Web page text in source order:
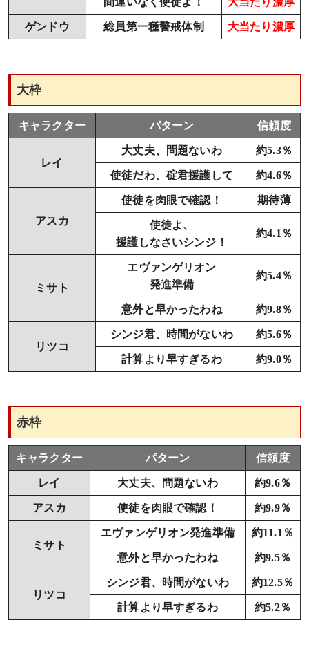
ゲンドウ 総員第一種警戒体制 大当たり濃厚
大枠
キャラクター パターン 信頼度
レイ
大丈夫、問題ないわ 約5.3％
使徒だわ、碇君援護して 約4.6％
アスカ
使徒を肉眼で確認！ 期待薄
使徒よ、
援護しなさいシンジ！
約4.1％
ミサト
エヴァンゲリオン
発進準備
約5.4％
意外と早かったわね 約9.8％
リツコ
シンジ君、時間がないわ 約5.6％
計算より早すぎるわ 約9.0％
赤枠
キャラクター パターン 信頼度
レイ 大丈夫、問題ないわ 約9.6％
アスカ 使徒を肉眼で確認！ 約9.9％
ミサト
エヴァンゲリオン発進準備 約11.1％
意外と早かったわね 約9.5％
リツコ
シンジ君、時間がないわ 約12.5％
計算より早すぎるわ 約5.2％